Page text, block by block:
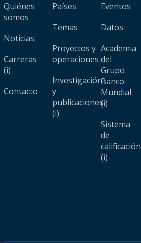
Quiénes
somos
Noticias
Carreras
(i)
Contacto
Países
Temas
Proyectos y
operaciones
Investigación
y
publicaciones
(i)
Eventos
Datos
Academia
del
Grupo
Banco
Mundial
(i)
Sistema
de
calificación
(i)